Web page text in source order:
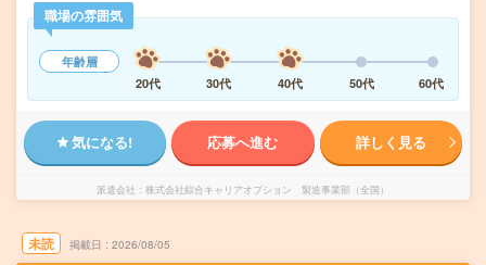
職場の雰囲気
年齢層
20代
30代 40代 50代 60代
気になる! 応募へ進む 詳しく見る
派遣会社 株式会社綜合キャリアオプション 製造事業部（全国）
未読 掲載日 2026/08/05